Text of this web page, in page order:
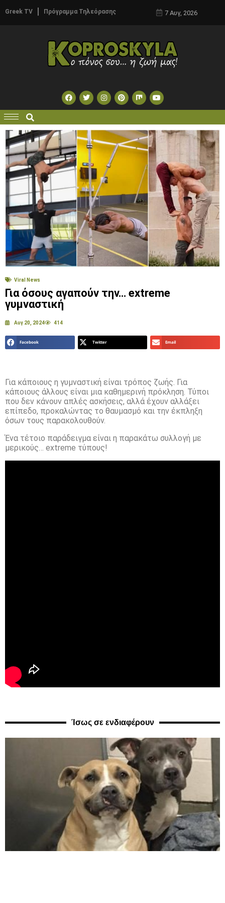
Greek TV Πρόγραμμα Τηλεόρασης 7 Αυγ, 2026
Viral News
Για όσους αγαπούν την… extreme
γυμναστική
Αυγ 20, 2024 414
Facebook Twitter Email
Για κάποιους η γυμναστική είναι τρόπος ζωής. Για
κάποιους άλλους είναι μια καθημερινή πρόκληση. Τύποι
που δεν κάνουν απλές ασκήσεις, αλλά έχουν αλλάξει
επίπεδο, προκαλώντας το θαυμασμό και την έκπληξη
όσων τους παρακολουθούν.
Ένα τέτοιο παράδειγμα είναι η παρακάτω συλλογή με
μερικούς… extreme τύπους!
Ίσως σε ενδιαφέρουν